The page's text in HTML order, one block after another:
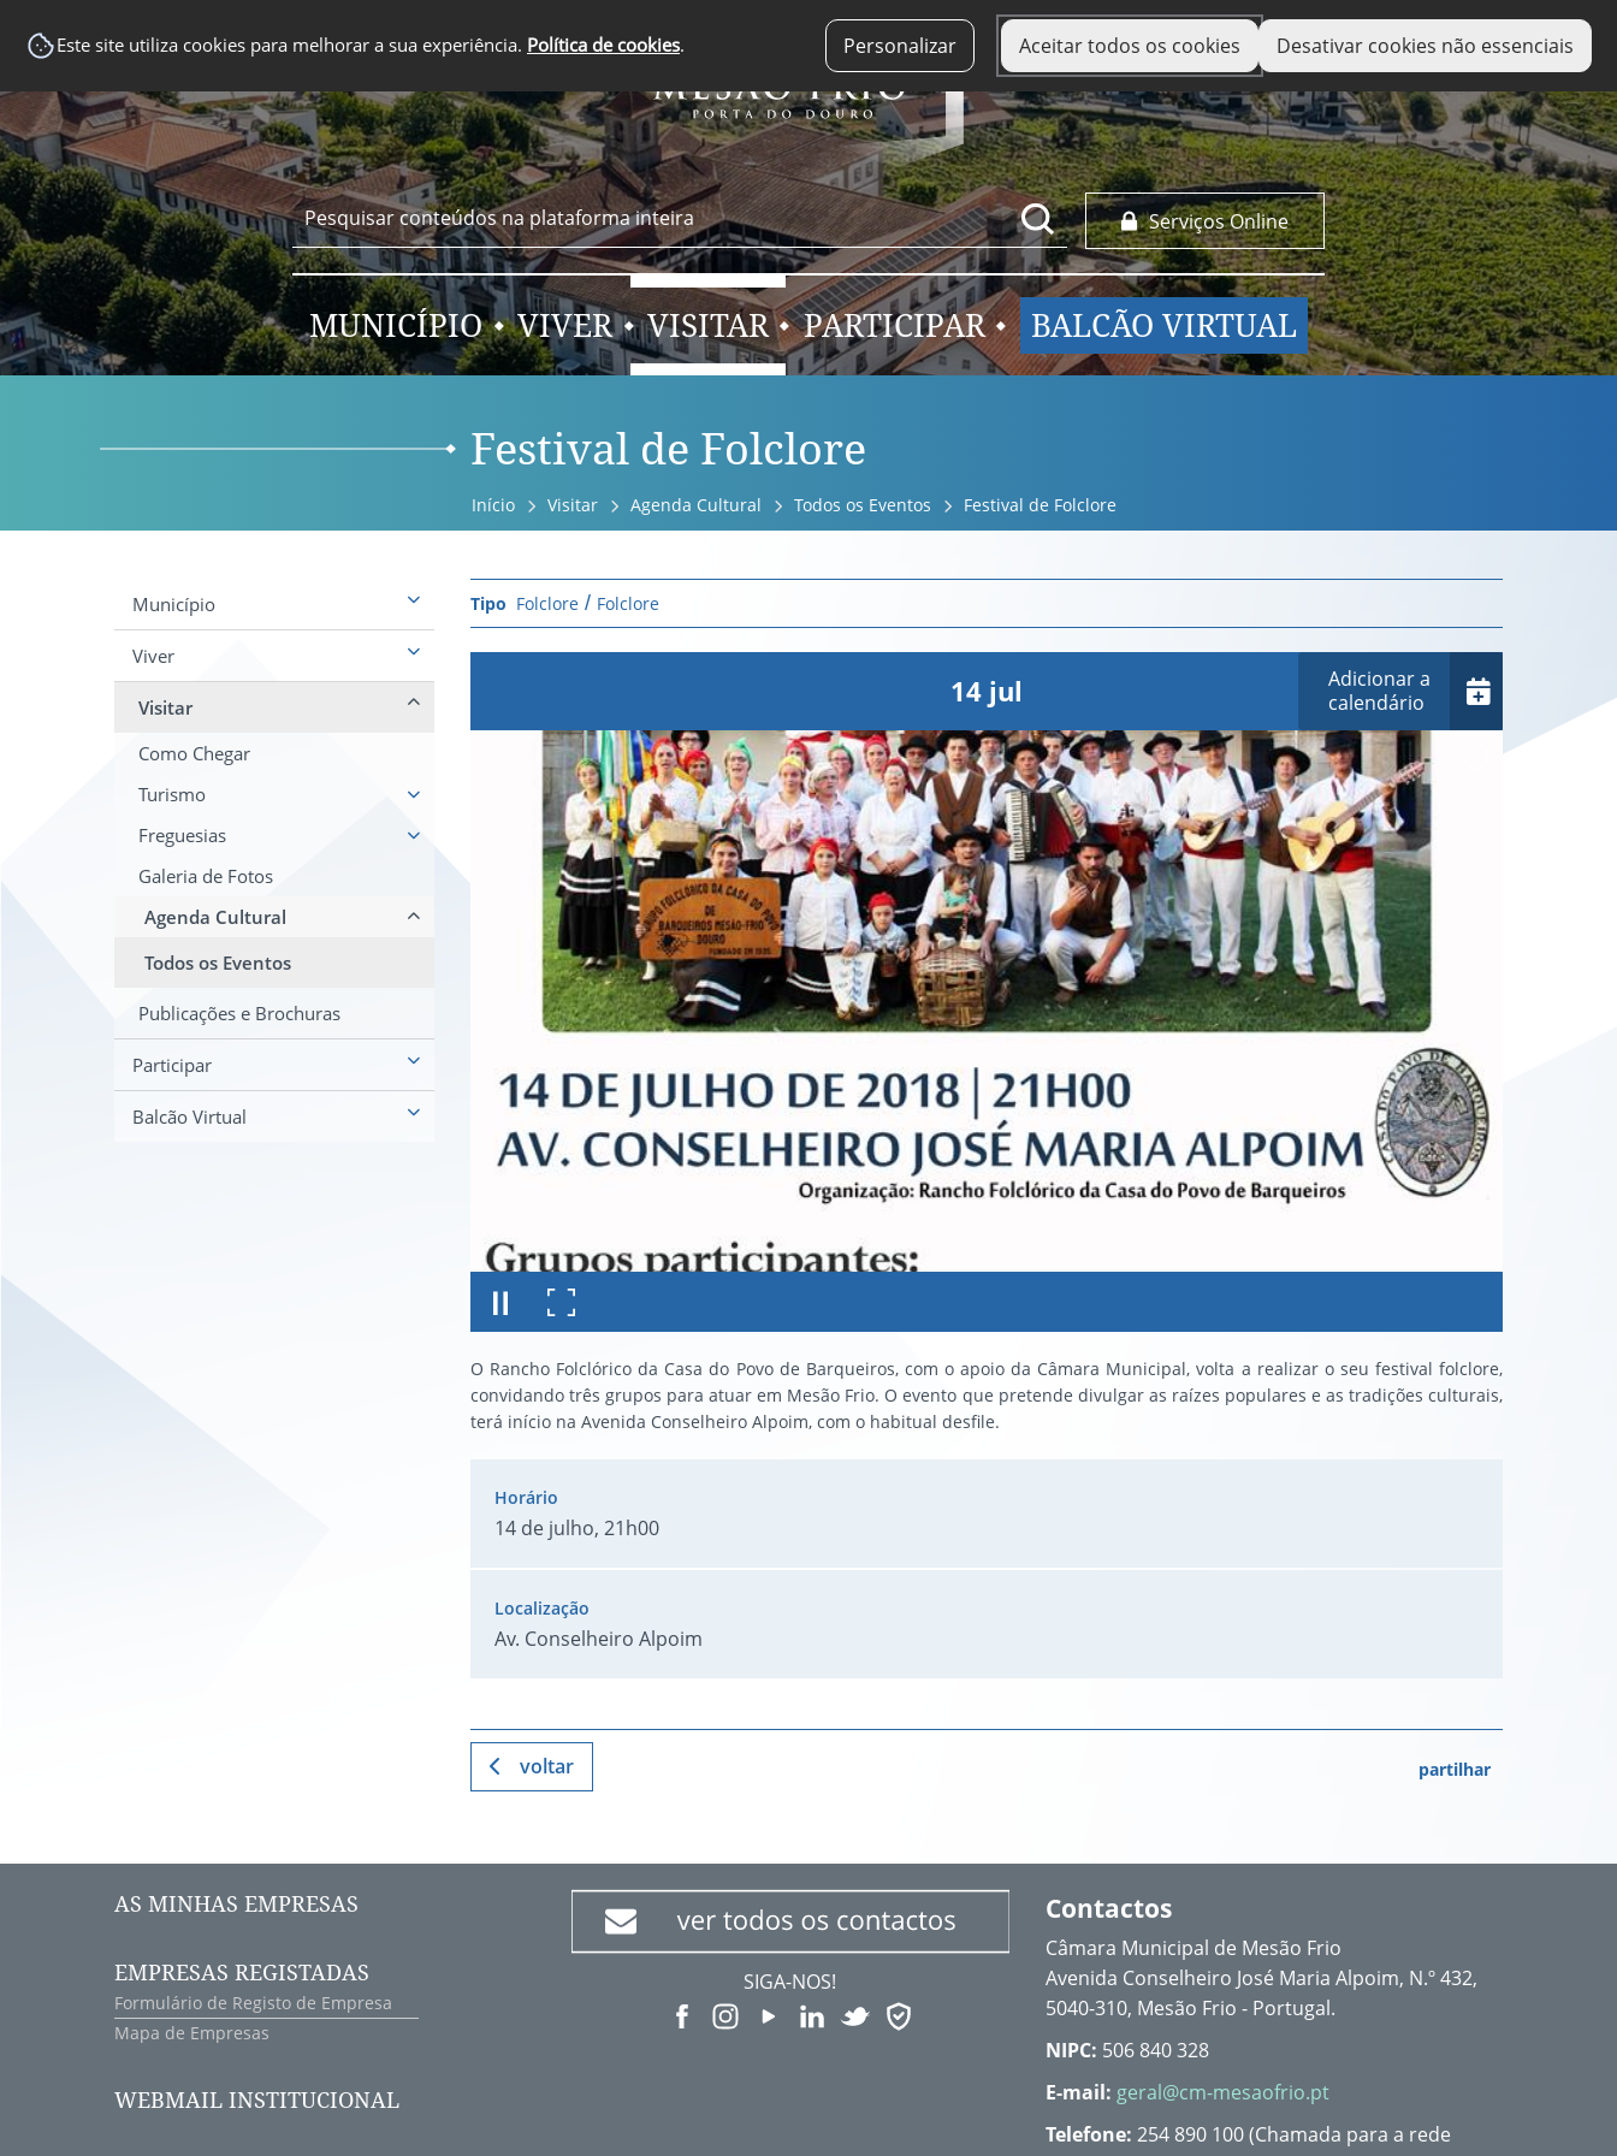
Este site utiliza cookies para melhorar a sua experiência. Política de cookies. Personalizar Aceitar todos os cookies Desativar cookies não essenciais
Serviços Online
MUNICÍPIO VIVER VISITAR PARTICIPAR BALCÃO VIRTUAL
Festival de Folclore
Início Visitar Agenda Cultural Todos os Eventos Festival de Folclore
Município
Viver
Visitar
Como Chegar
Turismo
Freguesias
Galeria de Fotos
Agenda Cultural
Todos os Eventos
Publicações e Brochuras
Participar
Balcão Virtual
Folclore Folclore
14 jul
Adicionar a
calendário
O Rancho Folclórico da Casa do Povo de Barqueiros, com o apoio da Câmara Municipal, volta a realizar o seu festival folclore,
convidando três grupos para atuar em Mesão Frio. O evento que pretende divulgar as raízes populares e as tradições culturais,
terá início na Avenida Conselheiro Alpoim, com o habitual desfile.
14 de julho, 21h00
Av. Conselheiro Alpoim
voltar partilhar
AS MINHAS EMPRESAS
EMPRESAS REGISTADAS
Formulário de Registo de Empresa
Mapa de Empresas
WEBMAIL INSTITUCIONAL
SIGA-NOS!
Contactos
Câmara Municipal de Mesão Frio
Avenida Conselheiro José Maria Alpoim, N.º 432,
5040-310, Mesão Frio - Portugal.
NIPC: 506 840 328
E-mail: geral@cm-mesaofrio.pt
Telefone: 254 890 100 (Chamada para a rede